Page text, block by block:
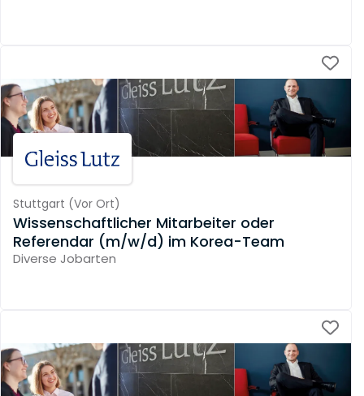
Stuttgart (Vor Ort)
Wissenschaftlicher Mitarbeiter oder
Referendar (m/w/d) im Korea-Team
Diverse Jobarten